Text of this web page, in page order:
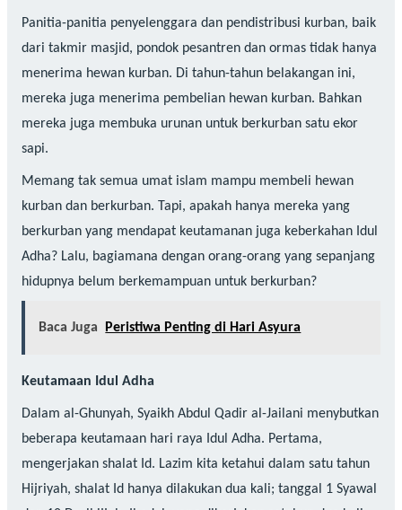
Panitia-panitia penyelenggara dan pendistribusi kurban, baik
dari takmir masjid, pondok pesantren dan ormas tidak hanya
menerima hewan kurban. Di tahun-tahun belakangan ini,
mereka juga menerima pembelian hewan kurban. Bahkan
mereka juga membuka urunan untuk berkurban satu ekor
sapi.
Memang tak semua umat islam mampu membeli hewan
kurban dan berkurban. Tapi, apakah hanya mereka yang
berkurban yang mendapat keutamanan juga keberkahan Idul
Adha? Lalu, bagiamana dengan orang-orang yang sepanjang
hidupnya belum berkemampuan untuk berkurban?
Baca Juga Peristiwa Penting di Hari Asyura
Keutamaan Idul Adha
Dalam al-Ghunyah, Syaikh Abdul Qadir al-Jailani menybutkan
beberapa keutamaan hari raya Idul Adha. Pertama,
mengerjakan shalat Id. Lazim kita ketahui dalam satu tahun
Hijriyah, shalat Id hanya dilakukan dua kali; tanggal 1 Syawal